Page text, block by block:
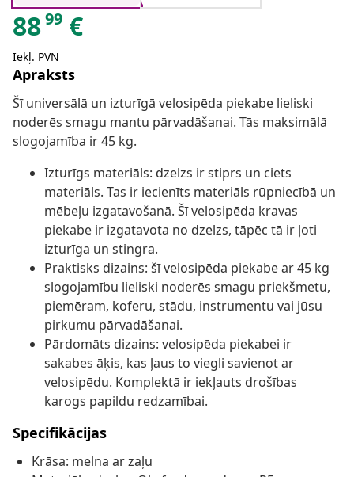
8899 €
Iekļ. PVN
Apraksts
Šī universālā un izturīgā velosipēda piekabe lieliski
noderēs smagu mantu pārvadāšanai. Tās maksimālā
slogojamība ir 45 kg.
Izturīgs materiāls: dzelzs ir stiprs un ciets
materiāls. Tas ir iecienīts materiāls rūpniecībā un
mēbeļu izgatavošanā. Šī velosipēda kravas
piekabe ir izgatavota no dzelzs, tāpēc tā ir ļoti
izturīga un stingra.
Praktisks dizains: šī velosipēda piekabe ar 45 kg
slogojamību lieliski noderēs smagu priekšmetu,
piemēram, koferu, stādu, instrumentu vai jūsu
pirkumu pārvadāšanai.
Pārdomāts dizains: velosipēda piekabei ir
sakabes āķis, kas ļaus to viegli savienot ar
velosipēdu. Komplektā ir iekļauts drošības
karogs papildu redzamībai.
Specifikācijas
Krāsa: melna ar zaļu